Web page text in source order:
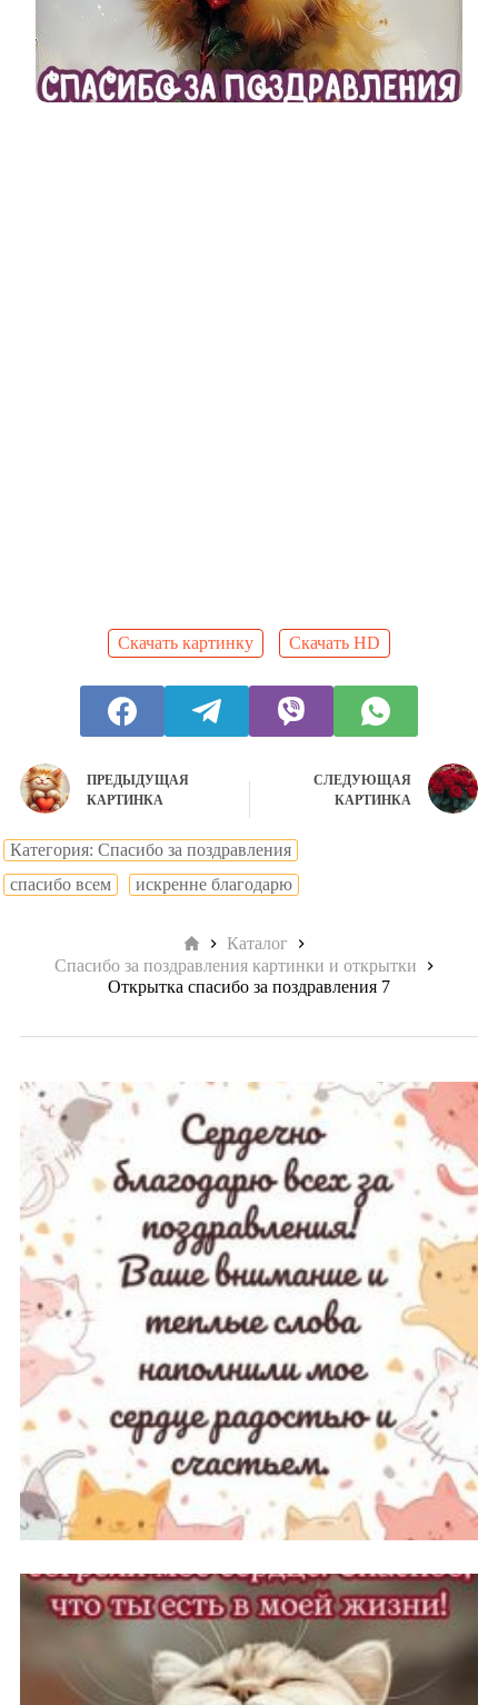
Скачать картинку Скачать HD
ПРЕДЫДУЩАЯ
КАРТИНКА
СЛЕДУЮЩАЯ
КАРТИНКА
Категория: Спасибо за поздравления
cпасибо всем
искренне благодарю
Главная
Каталог
Спасибо за поздравления картинки и открытки
Открытка спасибо за поздравления 7